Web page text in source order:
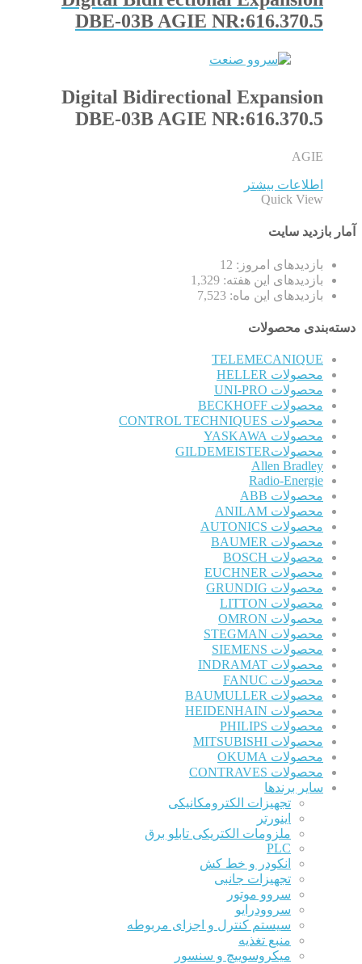
DBE-03B AGIE NR:616.370.5
Digital Bidirectional Expansion
DBE-03B AGIE NR:616.370.5
AGIE
اطلاعات بیشتر
Quick View
آمار بازدید سایت
بازدیدهای امروز: 12
بازدیدهای این هفته: 1,329
بازدیدهای این ماه: 7,523
دسته‌بندی محصولات
TELEMECANIQUE
محصولات HELLER
محصولات UNI-PRO
محصولات BECKHOFF
محصولات CONTROL TECHNIQUES
محصولات YASKAWA
محصولاتGILDEMEISTER
Allen Bradley
Radio-Energie
محصولات ABB
محصولات ANILAM
محصولات AUTONICS
محصولات BAUMER
محصولات BOSCH
محصولات EUCHNER
محصولات GRUNDIG
محصولات LITTON
محصولات OMRON
محصولات STEGMAN
محصولات SIEMENS
محصولات INDRAMAT
محصولات FANUC
محصولات BAUMULLER
محصولات HEIDENHAIN
محصولات PHILIPS
محصولات MITSUBISHI
محصولات OKUMA
محصولات CONTRAVES
سایر برندها
تجهیزات الکترومکانیکی
اینورتر
ملزومات الکتریکی تابلو برق
PLC
انکودر و خط کش
تجهیزات جانبی
سروو موتور
سروودرایو
سیستم کنترل و اجزای مربوطه
منبع تغذیه
میکروسوییچ و سنسور